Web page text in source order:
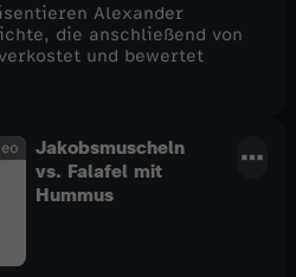
Alexander
die anschließend von
und bewertet
Jakobsmuscheln
vs. Falafel mit
Hummus